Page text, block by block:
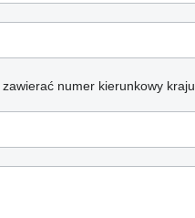
numer kierunkowy kraju